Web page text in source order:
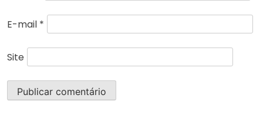
E-mail *
Site